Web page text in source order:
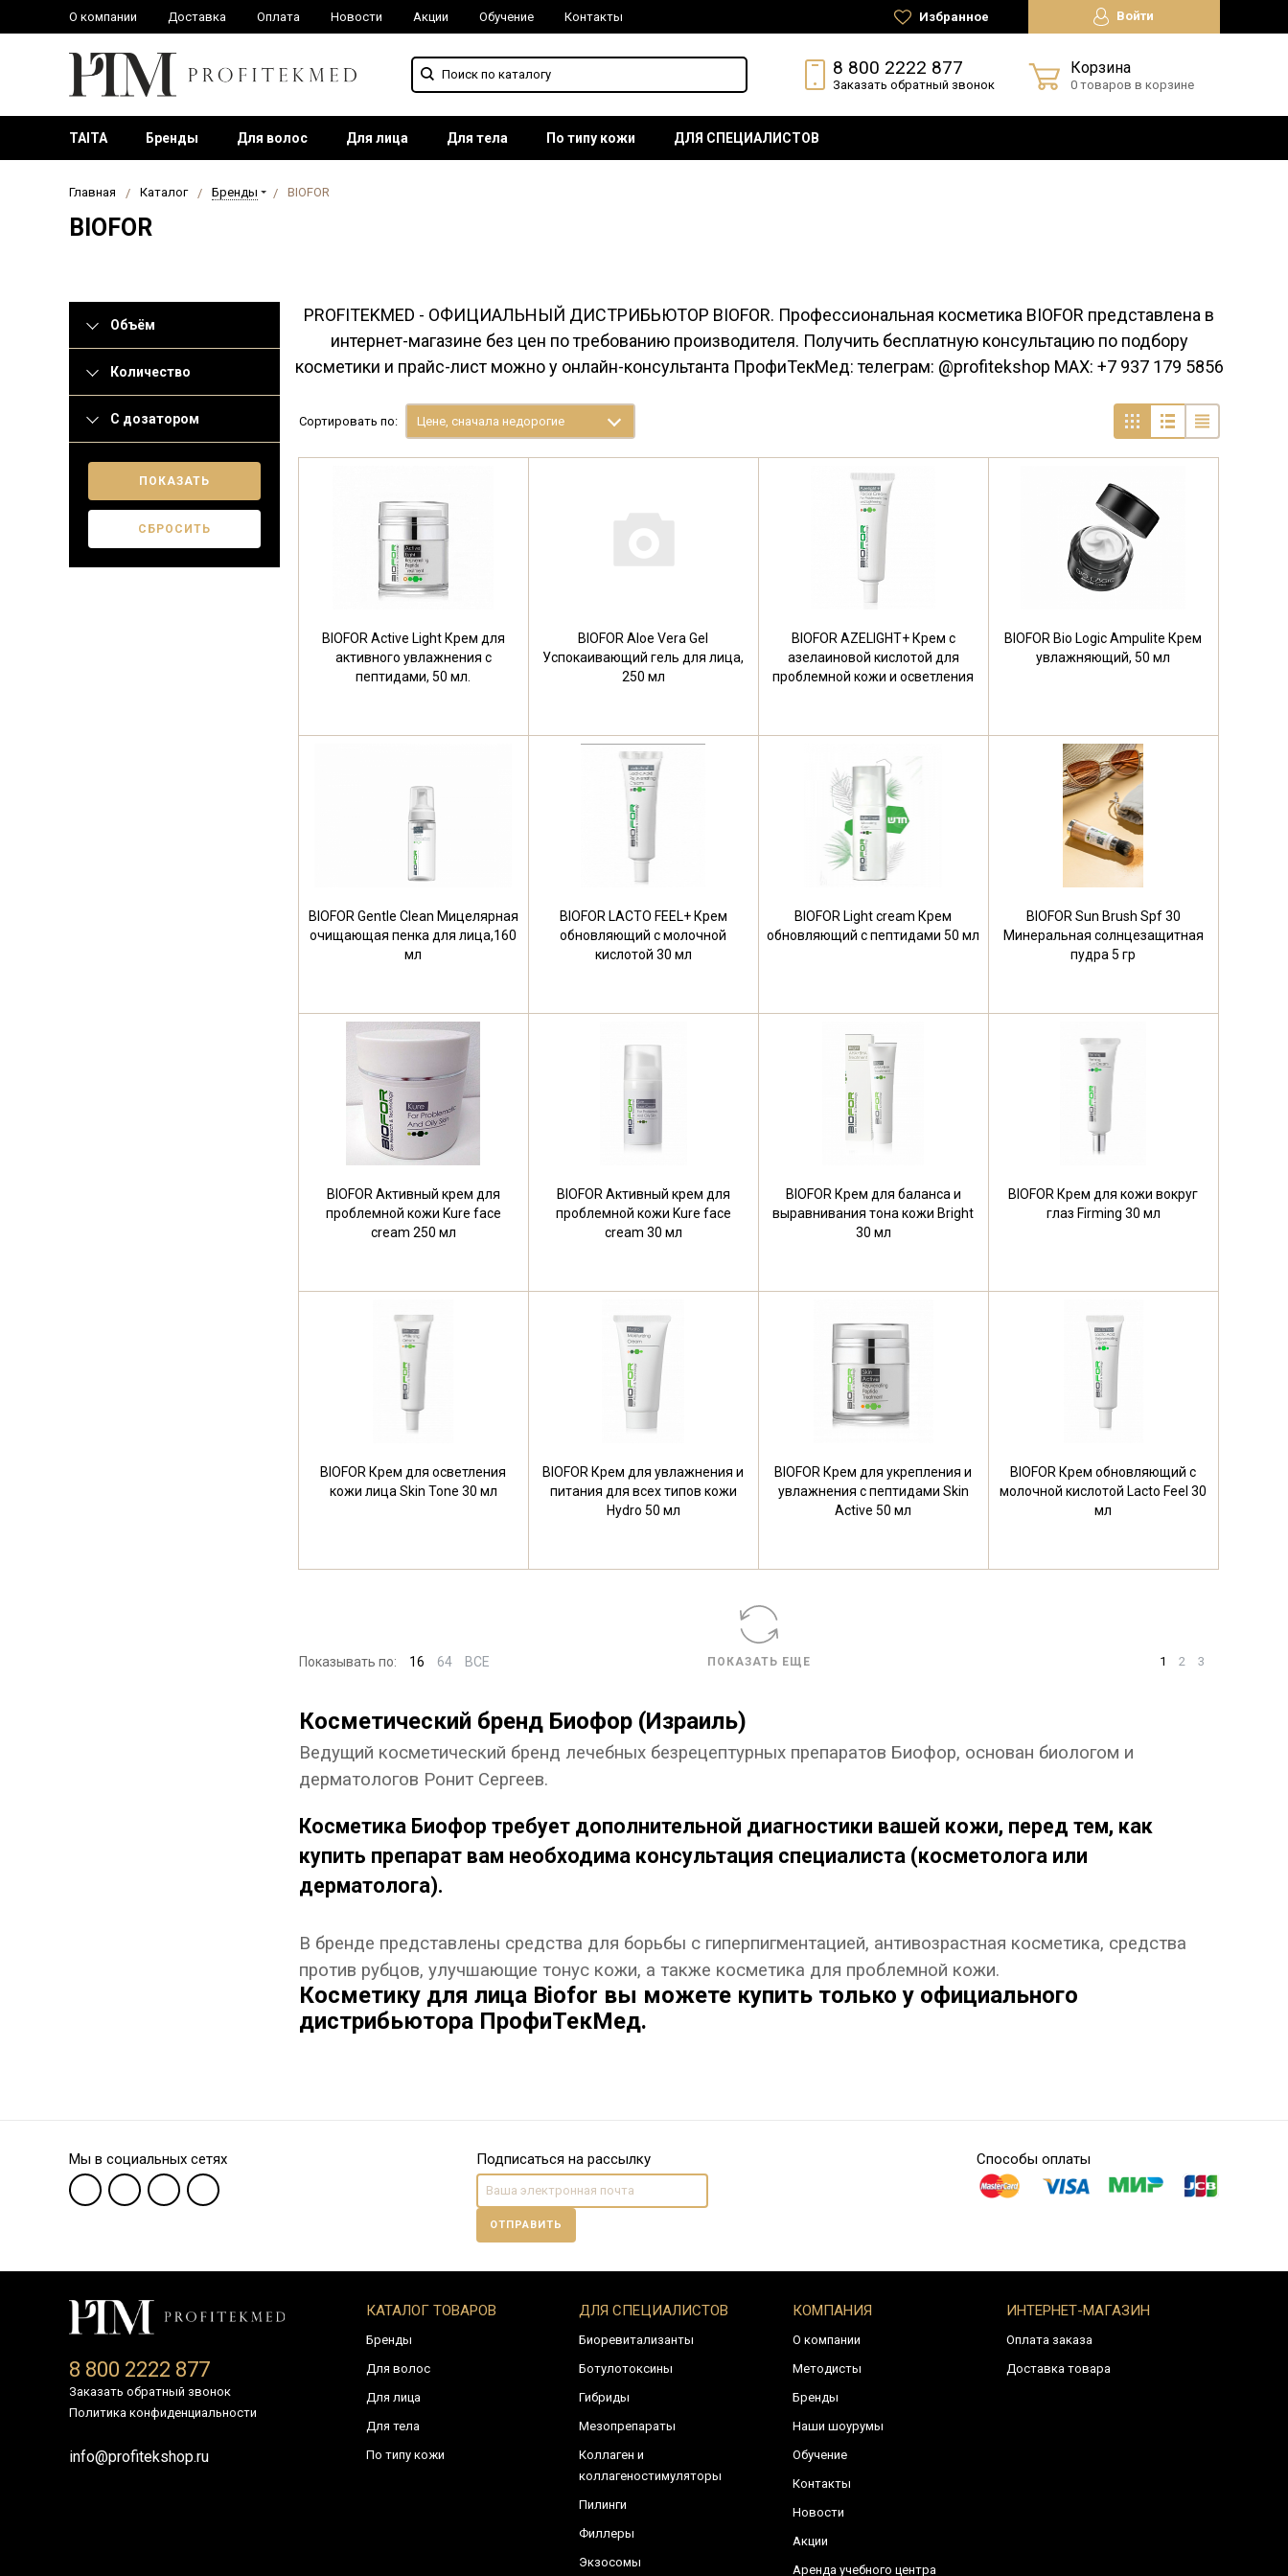
О компании Доставка Оплата Новости Акции Обучение Контакты Избранное Войти
8 800 2222 877
Заказать обратный звонок
Корзина
0 товаров в корзине
TAITA Бренды Для волос Для лица Для тела По типу кожи ДЛЯ СПЕЦИАЛИСТОВ
Главная Каталог Бренды BIOFOR
BIOFOR
Объём
Количество
С дозатором
PROFITEKMED - ОФИЦИАЛЬНЫЙ ДИСТРИБЬЮТОР BIOFOR. Профессиональная косметика BIOFOR представлена в
интернет-магазине без цен по требованию производителя. Получить бесплатную консультацию по подбору
косметики и прайс-лист можно у онлайн-консультанта ПрофиТекМед: телеграм: @profitekshop MAX: +7 937 179 5856
Сортировать по: Цене, сначала недорогие
BIOFOR Active Light Крем для
активного увлажнения с
пептидами, 50 мл.
BIOFOR Aloe Vera Gel
Успокаивающий гель для лица,
250 мл
BIOFOR AZELIGHT+ Крем с
азелаиновой кислотой для
проблемной кожи и осветления
BIOFOR Bio Logic Ampulite Крем
увлажняющий, 50 мл
BIOFOR Gentle Clean Мицелярная
очищающая пенка для лица,160
мл
BIOFOR LACTO FEEL+ Крем
обновляющий с молочной
кислотой 30 мл
BIOFOR Light cream Крем
обновляющий с пептидами 50 мл
BIOFOR Sun Brush Spf 30
Минеральная солнцезащитная
пудра 5 гр
BIOFOR Активный крем для
проблемной кожи Kure face
cream 250 мл
BIOFOR Активный крем для
проблемной кожи Kure face
cream 30 мл
BIOFOR Крем для баланса и
выравнивания тона кожи Bright
30 мл
BIOFOR Крем для кожи вокруг
глаз Firming 30 мл
BIOFOR Крем для осветления
кожи лица Skin Tone 30 мл
BIOFOR Крем для увлажнения и
питания для всех типов кожи
Hydro 50 мл
BIOFOR Крем для укрепления и
увлажнения с пептидами Skin
Active 50 мл
BIOFOR Крем обновляющий с
молочной кислотой Lacto Feel 30
мл
Показывать по: 16 64 ВСЕ ПОКАЗАТЬ ЕЩЕ 1 2 3
Косметический бренд Биофор (Израиль)
Ведущий косметический бренд лечебных безрецептурных препаратов Биофор, основан биологом и
дерматологов Ронит Сергеев.
Косметика Биофор требует дополнительной диагностики вашей кожи, перед тем, как
купить препарат вам необходима консультация специалиста (косметолога или
дерматолога).
В бренде представлены средства для борьбы с гиперпигментацией, антивозрастная косметика, средства
против рубцов, улучшающие тонус кожи, а также косметика для проблемной кожи.
Косметику для лица Biofor вы можете купить только у официального
дистрибьютора ПрофиТекМед.
Мы в социальных сетях Подписаться на рассылку
ОТПРАВИТЬ
Способы оплаты
8 800 2222 877
Заказать обратный звонок
Политика конфиденциальности
info@profitekshop.ru
КАТАЛОГ ТОВАРОВ
Бренды
Для волос
Для лица
Для тела
По типу кожи
ДЛЯ СПЕЦИАЛИСТОВ
Биоревитализанты
Ботулотоксины
Гибриды
Мезопрепараты
Коллаген и
коллагеностимуляторы
Пилинги
Филлеры
Экзосомы
КОМПАНИЯ
О компании
Методисты
Бренды
Наши шоурумы
Обучение
Контакты
Новости
Акции
Аренда учебного центра
ИНТЕРНЕТ-МАГАЗИН
Оплата заказа
Доставка товара